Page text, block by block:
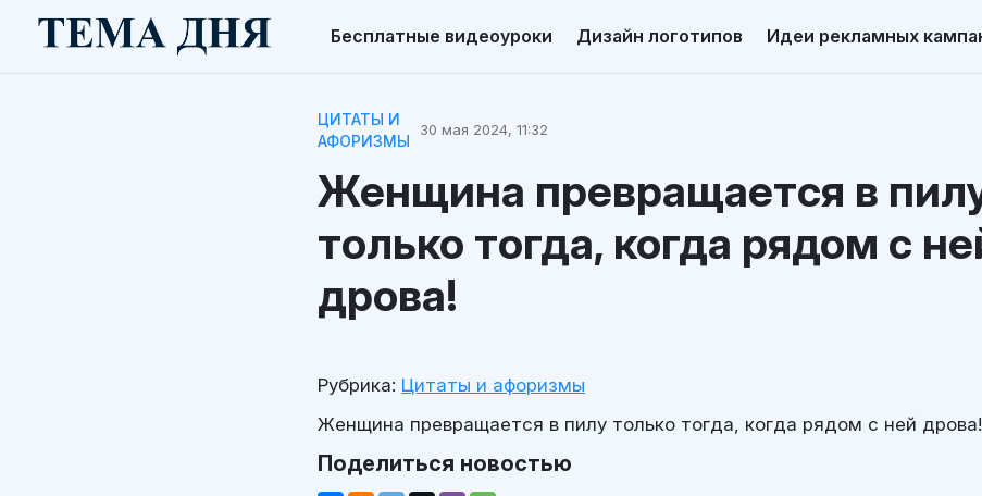
Бесплатные видеоуроки Дизайн логотипов Идеи рекламных
ЦИТАТЫ И
АФОРИЗМЫ
30 мая 2024, 11:32
Женщина превращается в
только тогда, когда рядом с
дрова!
Рубрика: Цитаты и афоризмы
Женщина превращается в пилу только тогда, когда рядом с ней дрова!
Поделиться новостью